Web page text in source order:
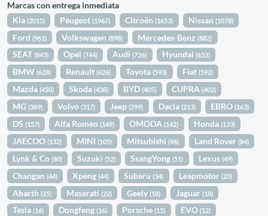
Marcas con entrega inmediata
Kia(2015) Peugeot(1967) Citroën(1653) Nissan (1078)
Ford(961) Volkswagen(898) Mercedes-Benz(882)
SEAT(843) Opel(744) Audi(726) Hyundai (652)
BMW(628) Renault(626) Toyota(593) Fiat (592)
Mazda(450) Skoda(438) BYD(405) CUPRA (402)
MG(389) Volvo(317) Jeep(299) Dacia (213) EBRO (163)
DS(157) Alfa Romeo(149) OMODA(142) Honda (133)
JAECOO(132) MINI(105) Mitsubishi(96) Land Rover (84)
Lynk & Co(80) Suzuki(52) SsangYong(51) Lexus (49)
Changan(44) Xpeng(44) Subaru(34) Leapmotor (25)
Abarth(25) Maserati(22) Geely(18) Jaguar (18)
Tesla(16) Dongfeng(16) Porsche(15) EVO (12)